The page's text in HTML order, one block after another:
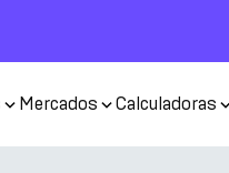
Mercados Calculadoras